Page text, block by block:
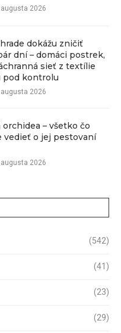
augusta 2026
dokážu zničiť
dní – domáci postrek,
sieť z textílie
pod kontrolu
augusta 2026
orchidea – všetko čo
vedieť o jej pestovaní
augusta 2026
(542)
(41)
(23)
(29)